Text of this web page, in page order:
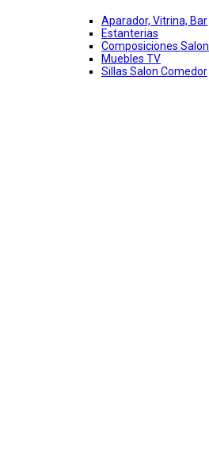
Aparador, Vitrina, Bar
Estanterias
Composiciones Salon
Muebles TV
Sillas Salon Comedor